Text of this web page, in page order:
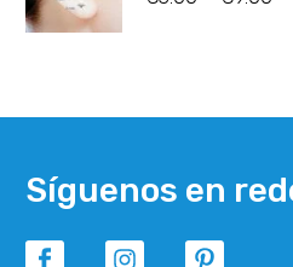
Síguenos en